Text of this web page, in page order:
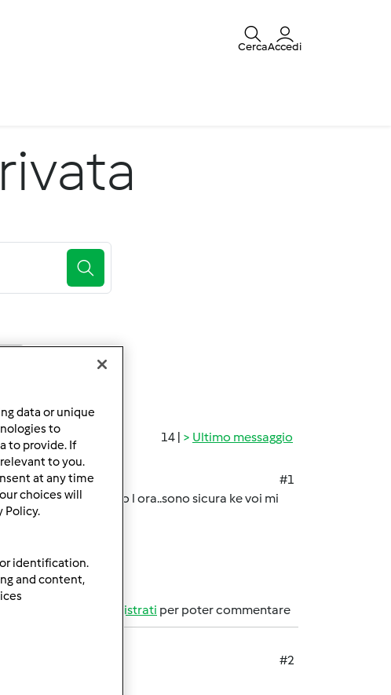
CercaAccedi
14 | Ultimo messaggio
#1
mio bimby..non vedo l ora..sono sicura ke voi mi
registrati per poter commentare
#2
data or unique
to
to provide. If
to you.
at any time
choices will
Policy.
identification.
and content,